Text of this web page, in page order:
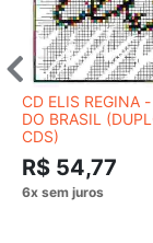
CD ELIS REGINA
DO BRASIL
CDS)
R$ 54,77